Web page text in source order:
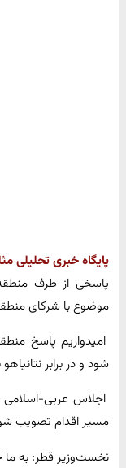
پایگاه خبری تحلیلی
پاسخی از طرف
موضوع با شرکای
امیدواریم پاسخ
شود و در برابر نتانیاهو
اجلاس عربی-اسلامی
مسیر اقدام تصویب
نخست‌وزیر قطر: به